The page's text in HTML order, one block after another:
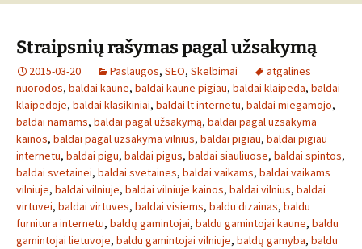
Straipsnių rašymas pagal užsakymą
2015-03-20 Paslaugos, SEO, Skelbimai
atgalines
nuorodos, baldai kaune, baldai kaune pigiau, baldai klaipeda, baldai
klaipedoje, baldai klasikiniai, baldai lt internetu, baldai miegamojo,
baldai namams, baldai pagal užsakymą, baldai pagal uzsakyma
kainos, baldai pagal uzsakyma vilnius, baldai pigiau, baldai pigiau
internetu, baldai pigu, baldai pigus, baldai siauliuose, baldai spintos,
baldai svetainei, baldai svetaines, baldai vaikams, baldai vaikams
vilniuje, baldai vilniuje, baldai vilniuje kainos, baldai vilnius, baldai
virtuvei, baldai virtuves, baldai visiems, baldu dizainas, baldu
furnitura internetu, baldų gamintojai, baldu gamintojai kaune, baldu
gamintojai lietuvoje, baldu gamintojai vilniuje, baldų gamyba, baldu